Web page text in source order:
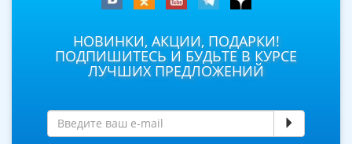
НОВИНКИ, АКЦИИ, ПОДАРКИ!
ПОДПИШИТЕСЬ И БУДЬТЕ В КУРСЕ
ЛУЧШИХ ПРЕДЛОЖЕНИЙ